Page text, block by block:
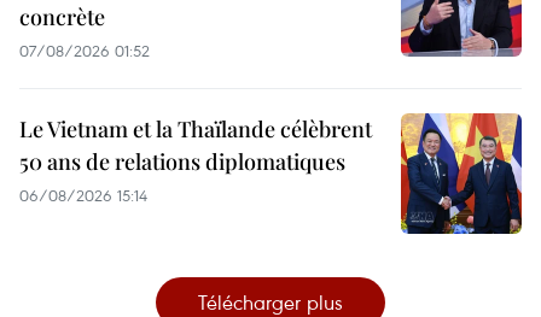
concrète
07/08/2026 01:52
Le Vietnam et la Thaïlande célèbrent
50 ans de relations diplomatiques
06/08/2026 15:14
Télécharger plus